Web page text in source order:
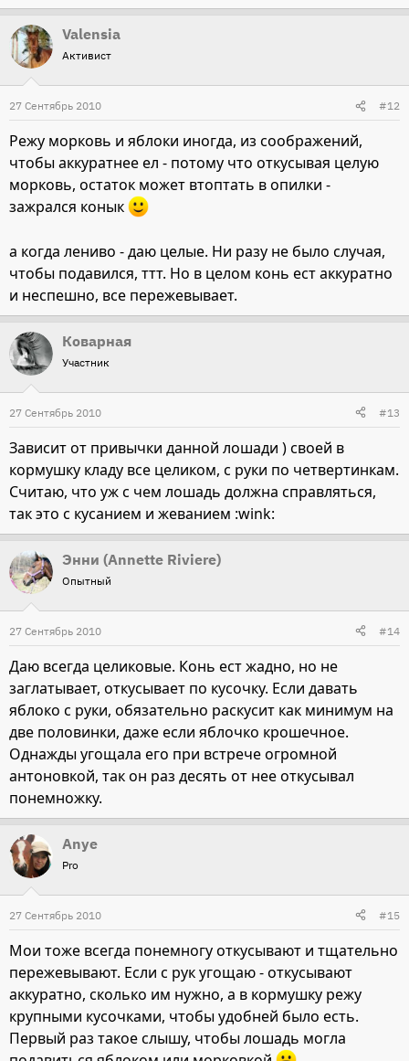
Valensia
Активист
27 Сентябрь 2010 #12
Режу морковь и яблоки иногда, из соображений,
чтобы аккуратнее ел - потому что откусывая целую
морковь, остаток может втоптать в опилки -
зажрался конык
а когда лениво - даю целые. Ни разу не было случая,
чтобы подавился, ттт. Но в целом конь ест аккуратно
и неспешно, все пережевывает.
Коварная
Участник
27 Сентябрь 2010 #13
Зависит от привычки данной лошади ) своей в
кормушку кладу все целиком, с руки по четвертинкам.
Считаю, что уж с чем лошадь должна справляться,
так это с кусанием и жеванием :wink:
Энни (Annette Riviere)
Опытный
27 Сентябрь 2010 #14
Даю всегда целиковые. Конь ест жадно, но не
заглатывает, откусывает по кусочку. Если давать
яблоко с руки, обязательно раскусит как минимум на
две половинки, даже если яблочко крошечное.
Однажды угощала его при встрече огромной
антоновкой, так он раз десять от нее откусывал
понемножку.
Anye
Pro
27 Сентябрь 2010 #15
Мои тоже всегда понемногу откусывают и тщательно
пережевывают. Если с рук угощаю - откусывают
аккуратно, сколько им нужно, а в кормушку режу
крупными кусочками, чтобы удобней было есть.
Первый раз такое слышу, чтобы лошадь могла